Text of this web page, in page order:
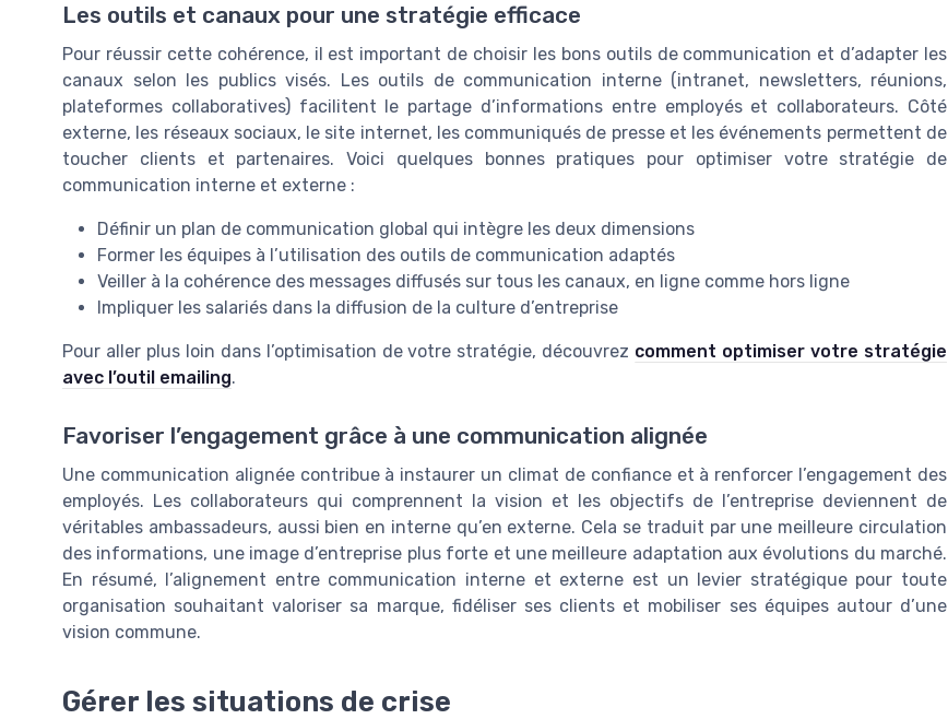
Les outils et canaux pour une stratégie efficace
Pour réussir cette cohérence, il est important de choisir les bons outils de communication et d’adapter les
canaux selon les publics visés. Les outils de communication interne (intranet, newsletters, réunions,
plateformes collaboratives) facilitent le partage d’informations entre employés et collaborateurs. Côté
externe, les réseaux sociaux, le site internet, les communiqués de presse et les événements permettent de
toucher clients et partenaires. Voici quelques bonnes pratiques pour optimiser votre stratégie de
communication interne et externe :
Définir un plan de communication global qui intègre les deux dimensions
Former les équipes à l’utilisation des outils de communication adaptés
Veiller à la cohérence des messages diffusés sur tous les canaux, en ligne comme hors ligne
Impliquer les salariés dans la diffusion de la culture d’entreprise
Pour aller plus loin dans l’optimisation de votre stratégie, découvrez comment optimiser votre stratégie
avec l’outil emailing.
Favoriser l’engagement grâce à une communication alignée
Une communication alignée contribue à instaurer un climat de confiance et à renforcer l’engagement des
employés. Les collaborateurs qui comprennent la vision et les objectifs de l’entreprise deviennent de
véritables ambassadeurs, aussi bien en interne qu’en externe. Cela se traduit par une meilleure circulation
des informations, une image d’entreprise plus forte et une meilleure adaptation aux évolutions du marché.
En résumé, l’alignement entre communication interne et externe est un levier stratégique pour toute
organisation souhaitant valoriser sa marque, fidéliser ses clients et mobiliser ses équipes autour d’une
vision commune.
Gérer les situations de crise